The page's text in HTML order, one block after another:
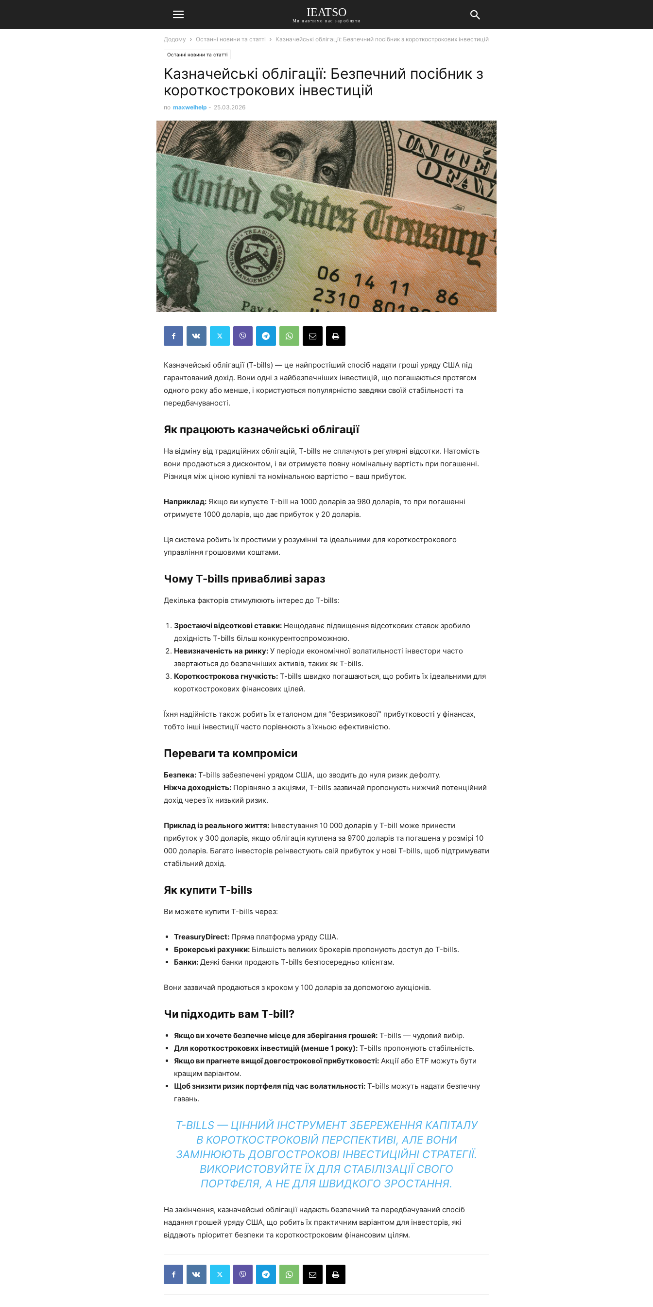
IEATSO
Ми навчимо вас заробляти
Додому Останні новини та статті Казначейські облігації: Безпечний посібник з короткострокових інвестицій
Останні новини та статті
Казначейські облігації: Безпечний посібник з
короткострокових інвестицій
по maxwelhelp - 25.03.2026
Казначейські облігації (T-bills) — це найпростіший спосіб надати гроші уряду США під
гарантований дохід. Вони одні з найбезпечніших інвестицій, що погашаються протягом
одного року або менше, і користуються популярністю завдяки своїй стабільності та
передбачуваності.
Як працюють казначейські облігації
На відміну від традиційних облігацій, T-bills не сплачують регулярні відсотки. Натомість
вони продаються з дисконтом, і ви отримуєте повну номінальну вартість при погашенні.
Різниця між ціною купівлі та номінальною вартістю – ваш прибуток.
Наприклад: Якщо ви купуєте T-bill на 1000 доларів за 980 доларів, то при погашенні
отримуєте 1000 доларів, що дає прибуток у 20 доларів.
Ця система робить їх простими у розумінні та ідеальними для короткострокового
управління грошовими коштами.
Чому T-bills привабливі зараз
Декілька факторів стимулюють інтерес до T-bills:
Зростаючі відсоткові ставки: Нещодавнє підвищення відсоткових ставок зробило
дохідність T-bills більш конкурентоспроможною.
Невизначеність на ринку: У періоди економічної волатильності інвестори часто
звертаються до безпечніших активів, таких як T-bills.
Короткострокова гнучкість: T-bills швидко погашаються, що робить їх ідеальними для
короткострокових фінансових цілей.
Їхня надійність також робить їх еталоном для “безризикової” прибутковості у фінансах,
тобто інші інвестиції часто порівнюють з їхньою ефективністю.
Переваги та компроміси
Безпека: T-bills забезпечені урядом США, що зводить до нуля ризик дефолту.
Ніжча доходність: Порівняно з акціями, T-bills зазвичай пропонують нижчий потенційний
дохід через їх низький ризик.
Приклад із реального життя: Інвестування 10 000 доларів у T-bill може принести
прибуток у 300 доларів, якщо облігація куплена за 9700 доларів та погашена у розмірі 10
000 доларів. Багато інвесторів реінвестують свій прибуток у нові T-bills, щоб підтримувати
стабільний дохід.
Як купити T-bills
Ви можете купити T-bills через:
TreasuryDirect: Пряма платформа уряду США.
Брокерські рахунки: Більшість великих брокерів пропонують доступ до T-bills.
Банки: Деякі банки продають T-bills безпосередньо клієнтам.
Вони зазвичай продаються з кроком у 100 доларів за допомогою аукціонів.
Чи підходить вам T-bill?
Якщо ви хочете безпечне місце для зберігання грошей: T-bills — чудовий вибір.
Для короткострокових інвестицій (менше 1 року): T-bills пропонують стабільність.
Якщо ви прагнете вищої довгострокової прибутковості: Акції або ETF можуть бути
кращим варіантом.
Щоб знизити ризик портфеля під час волатильності: T-bills можуть надати безпечну
гавань.
T-BILLS — ЦІННИЙ ІНСТРУМЕНТ ЗБЕРЕЖЕННЯ КАПІТАЛУ
В КОРОТКОСТРОКОВІЙ ПЕРСПЕКТИВІ, АЛЕ ВОНИ
ЗАМІНЮЮТЬ ДОВГОСТРОКОВІ ІНВЕСТИЦІЙНІ СТРАТЕГІЇ.
ВИКОРИСТОВУЙТЕ ЇХ ДЛЯ СТАБІЛІЗАЦІЇ СВОГО
ПОРТФЕЛЯ, А НЕ ДЛЯ ШВИДКОГО ЗРОСТАННЯ.
На закінчення, казначейські облігації надають безпечний та передбачуваний спосіб
надання грошей уряду США, що робить їх практичним варіантом для інвесторів, які
віддають пріоритет безпеки та короткостроковим фінансовим цілям.